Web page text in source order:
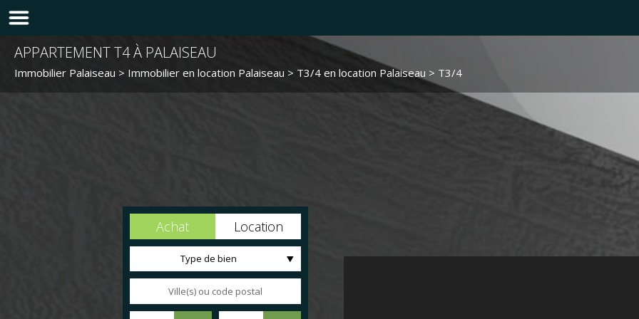
APPARTEMENT T4 À PALAISEAU
Immobilier Palaiseau > Immobilier en location Palaiseau > T3/4 en location Palaiseau > T3/4 LA3873
Achat Location
Type de bien